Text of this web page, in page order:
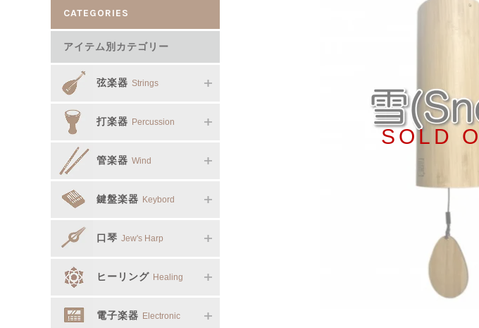
CATEGORIES
アイテム別カテゴリー
弦楽器 Strings
打楽器 Percussion
管楽器Wind
鍵盤楽器 Keybord
口琴Jew's Harp
ヒーリング Healing
電子楽器 Electronic
SOLD